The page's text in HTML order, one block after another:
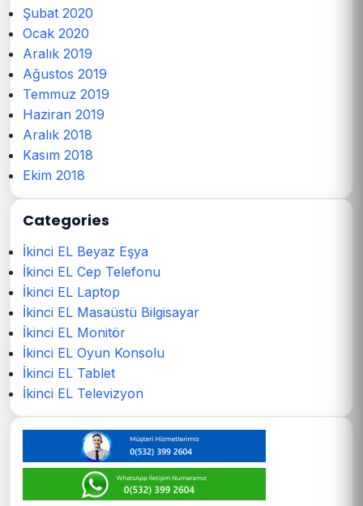
Şubat 2020
Ocak 2020
Aralık 2019
Ağustos 2019
Temmuz 2019
Haziran 2019
Aralık 2018
Kasım 2018
Ekim 2018
Categories
İkinci EL Beyaz Eşya
İkinci EL Cep Telefonu
İkinci EL Laptop
İkinci EL Masaüstü Bilgisayar
İkinci EL Monitör
İkinci EL Oyun Konsolu
İkinci EL Tablet
İkinci EL Televizyon